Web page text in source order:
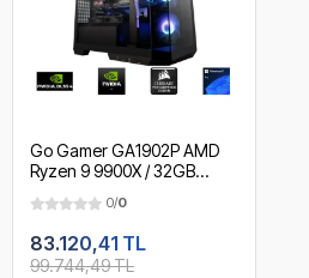
Go Gamer GA1902P AMD
Ryzen 9 9900X / 32GB
NVMe m.2 SSD / RTX3050
6GB / 240mm Sıvı Soğutma /
AMD Gaming Paket
0/0
83.120,41 TL
99.744,49 TL